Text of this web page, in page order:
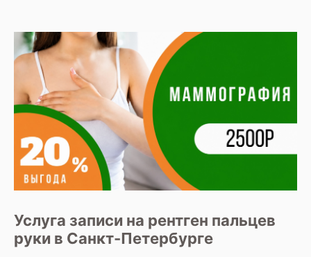
Услуга записи на рентген пальцев
руки в Санкт-Петербурге